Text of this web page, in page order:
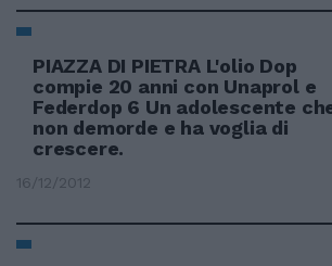
PIAZZA DI PIETRA L'olio Dop
compie 20 anni con Unaprol e
Federdop 6 Un adolescente
non demorde e ha voglia di
crescere.
16/12/2012